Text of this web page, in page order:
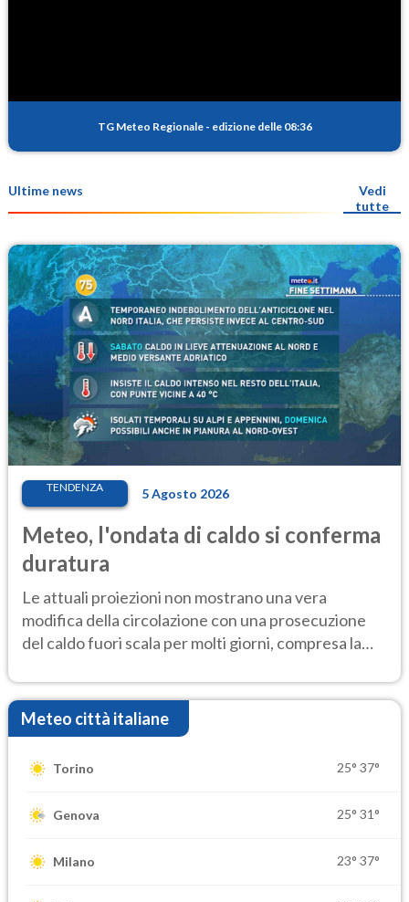
TG Meteo Regionale - edizione delle 08:36
Ultime news
Vedi
tutte
TENDENZA 5 Agosto 2026
Meteo, l'ondata di caldo si conferma
duratura
Le attuali proiezioni non mostrano una vera
modifica della circolazione con una prosecuzione
del caldo fuori scala per molti giorni, compresa la
Meteo città italiane
Torino 25° 37°
Genova 25° 31°
Milano 23° 37°